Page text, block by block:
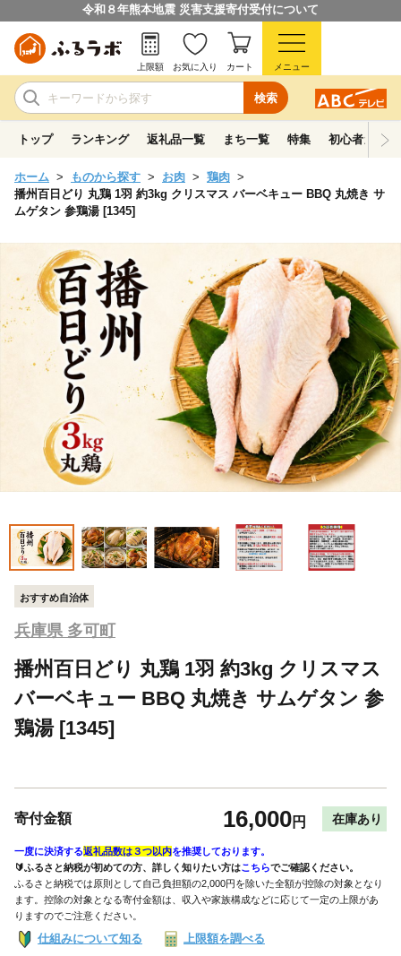
令和８年熊本地震 災害支援寄付受付について
検索
上限額 お気に入り カート メニュー
トップ ランキング 返礼品一覧 まち一覧 特集 初心者ガイド
ホーム ものから探す お肉
鶏肉
播州百日どり 丸鶏 1羽 約3kg クリスマス バーベキュー BBQ 丸焼き サ
ムゲタン 参鶏湯 [1345]
おすすめ自治体
兵庫県 多可町
播州百日どり 丸鶏 1羽 約3kg クリスマス
バーベキュー BBQ 丸焼き サムゲタン 参
鶏湯 [1345]
寄付金額 16,000円 在庫あり
一度に決済する返礼品数は３つ以内を推奨しております。
🔰ふるさと納税が初めての方、詳しく知りたい方はこちらでご確認ください。
ふるさと納税では原則として自己負担額の2,000円を除いた全額が控除の対象となり
ます。控除の対象となる寄付金額は、収入や家族構成などに応じて一定の上限があ
りますのでご注意ください。
仕組みについて知る 上限額を調べる